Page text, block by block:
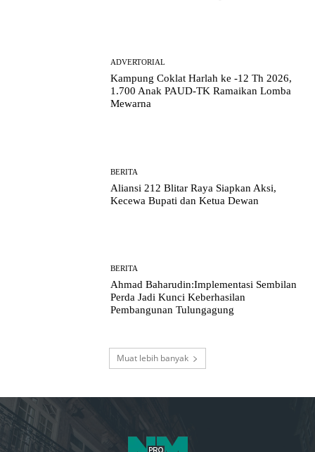
ADVERTORIAL
Kampung Coklat Harlah ke -12 Th 2026,
1.700 Anak PAUD-TK Ramaikan Lomba
Mewarna
BERITA
Aliansi 212 Blitar Raya Siapkan Aksi,
Kecewa Bupati dan Ketua Dewan
BERITA
Ahmad Baharudin:Implementasi Sembilan
Perda Jadi Kunci Keberhasilan
Pembangunan Tulungagung
Muat lebih banyak